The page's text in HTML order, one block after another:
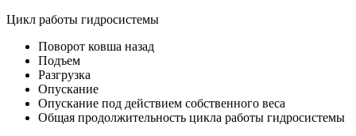
Цикл работы гидросистемы
Поворот ковша назад
Подъем
Разгрузка
Опускание
Опускание под действием собственного веса
Общая продолжительность цикла работы гидросистемы